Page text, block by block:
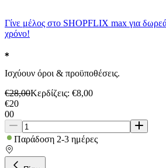
Γίνε μέλος στο SHOPFLIX max για
χρόνο!
Ισχύουν όροι & προϋποθέσεις.
€28,00Κερδίζεις: €8,00
€20
00
Παράδοση 2-3 ημέρες